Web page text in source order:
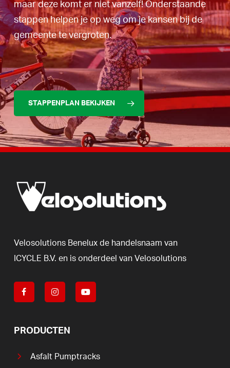
maar deze komt er niet vanzelf! Onderstaande
stappen helpen je op weg om je kansen bij de
gemeente te vergroten.
STAPPENPLAN BEKIJKEN
Velosolutions Benelux de handelsnaam van
ICYCLE B.V. en is onderdeel van Velosolutions
PRODUCTEN
Asfalt Pumptracks